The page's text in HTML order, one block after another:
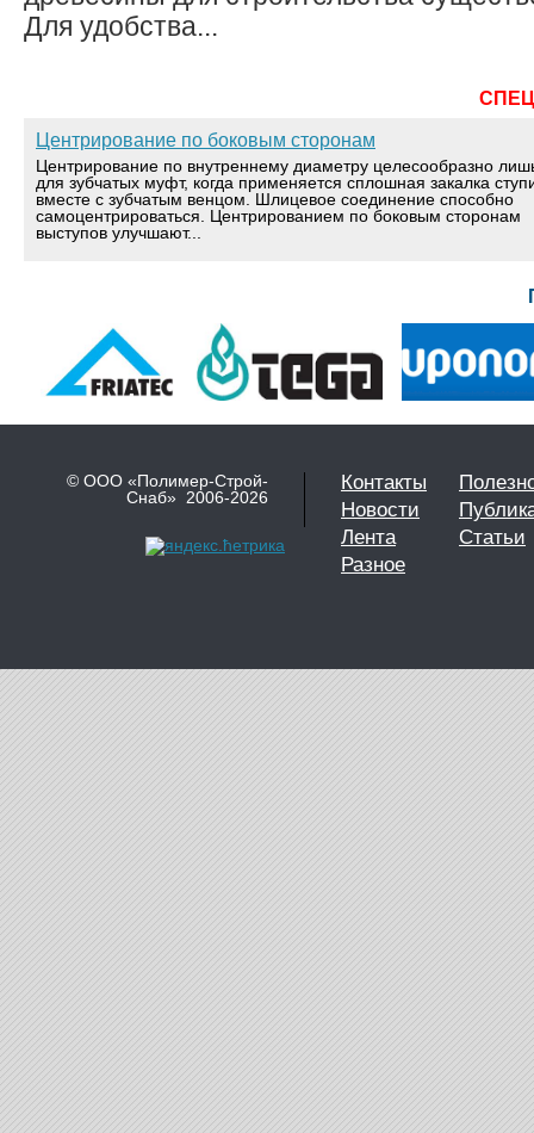
Для удобства...
Центрирование по боковым сторонам
Центрирование по внутреннему диаметру целесообразно
для зубчатых муфт, когда применяется сплошная закалка
вместе с зубчатым венцом. Шлицевое соединение способно
самоцентрироваться. Центрированием по боковым сторонам
выступов улучшают...
© ООО «Полимер-Строй-
Снаб» 2006-2026
Контакты
Новости
Лента
Статьи
Разное